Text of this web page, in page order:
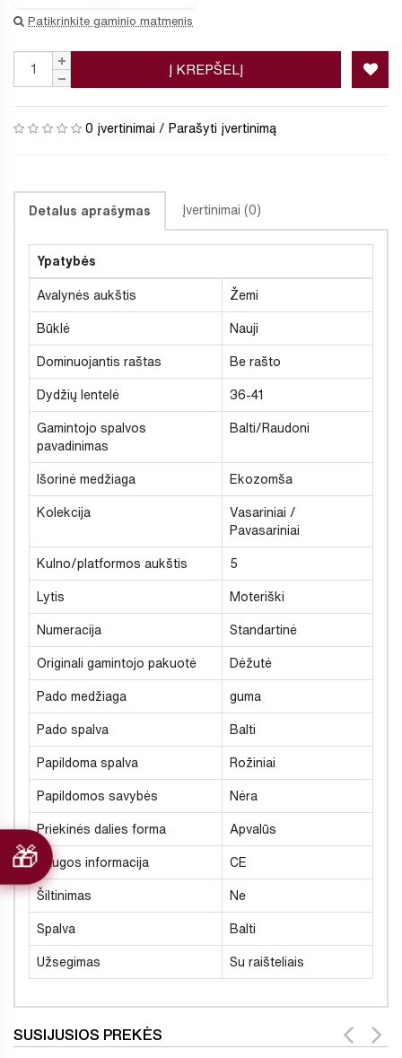
Patikrinkite gaminio matmenis
Į KREPŠELĮ
0 įvertinimai / Parašyti įvertinimą
Detalus aprašymas Įvertinimai (0)
Ypatybės
Avalynės aukštis Žemi
Būklė Nauji
Dominuojantis raštas Be rašto
Dydžių lentelė 36-41
Gamintojo spalvos
pavadinimas
Balti/Raudoni
Išorinė medžiaga Ekozomša
Kolekcija
Vasariniai /
Pavasariniai
Kulno/platformos aukštis 5
Lytis Moteriški
Numeracija Standartinė
Originali gamintojo pakuotė Dėžutė
Pado medžiaga guma
Pado spalva Balti
Papildoma spalva Rožiniai
Papildomos savybės Nėra
Priekinės dalies forma Apvalūs
Saugos informacija CE
Šiltinimas Ne
Spalva Balti
Užsegimas Su raišteliais
SUSIJUSIOS PREKĖS